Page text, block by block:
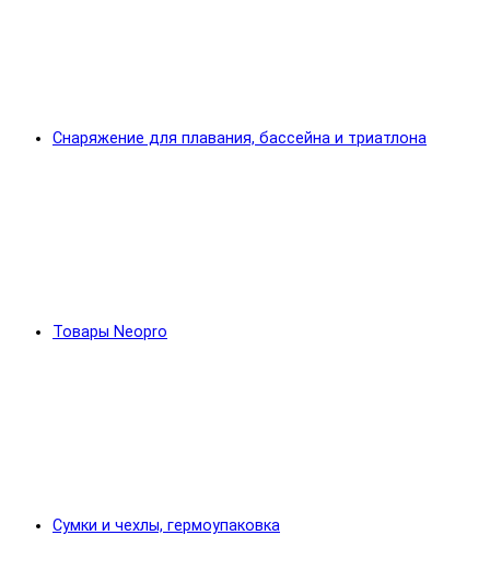
Снаряжение для плавания, бассейна и триатлона
Товары Neopro
Сумки и чехлы, гермоупаковка